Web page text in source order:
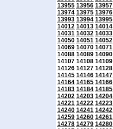
13955 13956 13957
13974 13975 13976
13993 13994 13995
14012 14013 14014
14031 14032 14033
14050 14051 14052
14069 14070 14071
14088 14089 14090
14107 14108 14109
14126 14127 14128
14145 14146 14147
14164 14165 14166
14183 14184 14185
14202 14203 14204
14221 14222 14223
14240 14241 14242
14259 14260 14261
14278 14279 14280